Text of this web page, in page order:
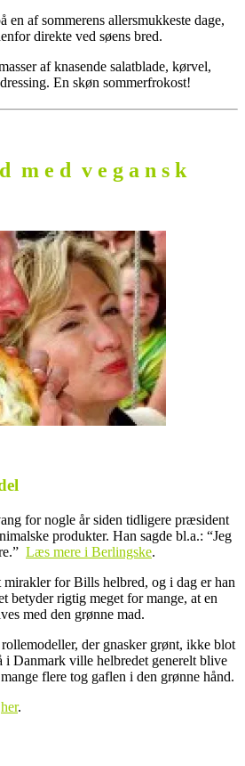
en af sommerens allersmukkeste dage,
direkte ved søens bred.
af knasende salatblade, kørvel,
En skøn sommerfrokost!
m e d v e g a n s k
for nogle år siden tidligere præsident
produkter. Han sagde bl.a.: “Jeg
Læs mere i Berlingske.
for Bills helbred, og i dag er han
betyder rigtig meget for mange, at en
med den grønne mad.
der gnasker grønt, ikke blot
Danmark ville helbredet generelt blive
flere tog gaflen i den grønne hånd.
her.